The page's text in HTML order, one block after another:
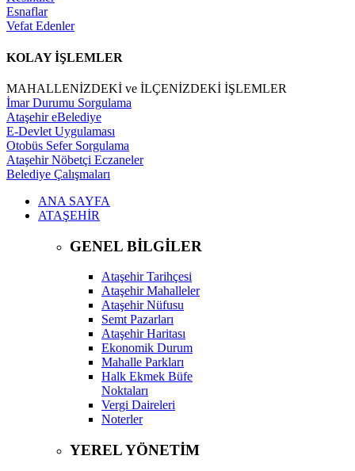
Esnaflar
Vefat Edenler
KOLAY İŞLEMLER
MAHALLENİZDEKİ ve İLÇENİZDEKİ İŞLEMLER
İmar Durumu Sorgulama
Ataşehir eBelediye
E-Devlet Uygulaması
Otobüs Sefer Sorgulama
Ataşehir Nöbetçi Eczaneler
Belediye Çalışmaları
ANA SAYFA
ATAŞEHİR
GENEL BİLGİLER
Ataşehir Tarihçesi
Ataşehir Mahalleler
Ataşehir Nüfusu
Semt Pazarları
Ataşehir Haritası
Ekonomik Durum
Mahalle Parkları
Halk Ekmek Büfe
Noktaları
Vergi Daireleri
Noterler
YEREL YÖNETİM